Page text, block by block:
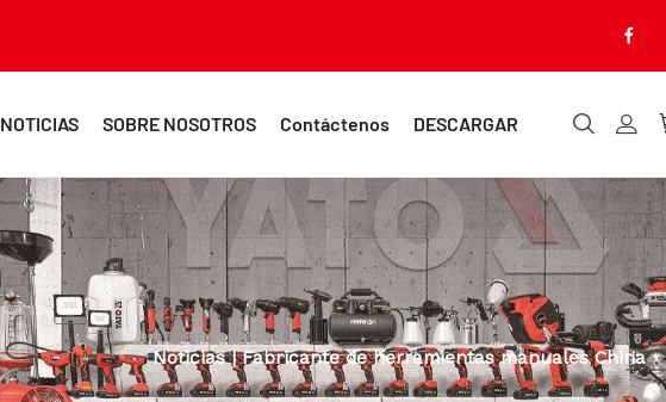
NOTICIAS SOBRE NOSOTROS Contáctenos DESCARGAR
Noticias | Fabricante de herramientas manuales China